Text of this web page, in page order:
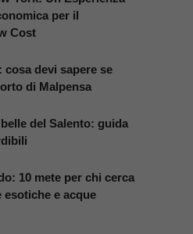
per il
Cost
cosa devi sapere se
di Malpensa
del Salento: guida
10 mete per chi cerca
esotiche e acque